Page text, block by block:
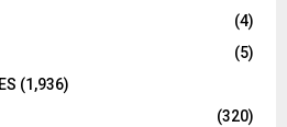
(4)
(5)
(1,936)
(320)